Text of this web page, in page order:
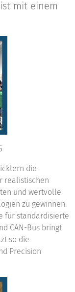
mit einem
die
realistischen
und wertvolle
zu gewinnen.
für standardisierte
CAN-Bus bringt
so die
Precision